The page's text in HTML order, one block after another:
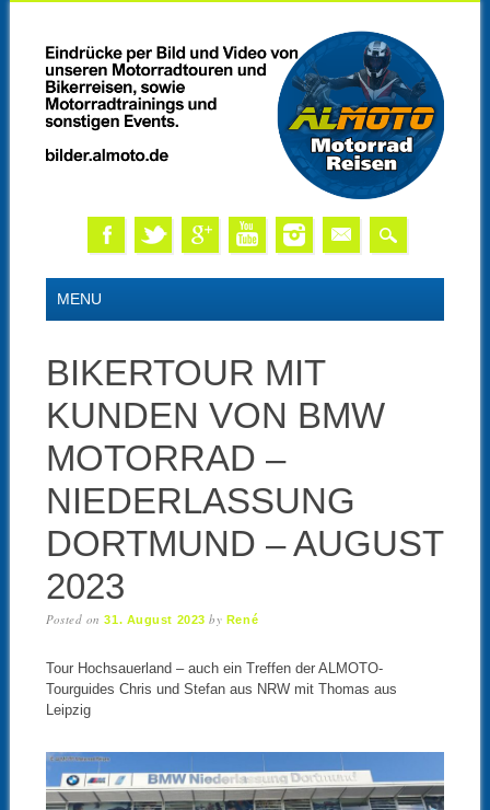
MAIN MENU
MENU
BIKERTOUR MIT
KUNDEN VON BMW
MOTORRAD –
NIEDERLASSUNG
DORTMUND – AUGUST
2023
Posted on31. August 2023 by René
Tour Hochsauerland – auch ein Treffen der ALMOTO-
Tourguides Chris und Stefan aus NRW mit Thomas aus
Leipzig